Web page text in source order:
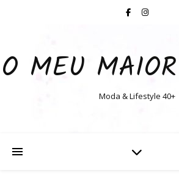
O MEU
Moda & Lifestyle 40+